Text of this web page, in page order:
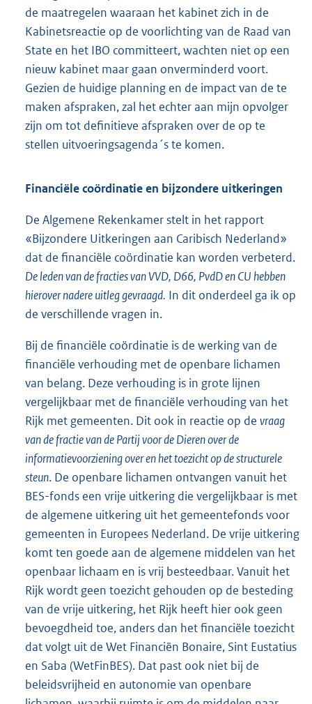
de maatregelen waaraan het kabinet zich in de
Kabinetsreactie op de voorlichting van de Raad van
State en het IBO committeert, wachten niet op een
nieuw kabinet maar gaan onverminderd voort.
Gezien de huidige planning en de impact van de te
maken afspraken, zal het echter aan mijn opvolger
zijn om tot definitieve afspraken over de op te
stellen uitvoeringsagenda´s te komen.
Financiële coördinatie en bijzondere uitkeringen
De Algemene Rekenkamer stelt in het rapport
«Bijzondere Uitkeringen aan Caribisch Nederland»
dat de financiële coördinatie kan worden verbeterd.
De leden van de fracties van VVD, D66, PvdD en CU hebben
hierover nadere uitleg gevraagd. In dit onderdeel ga ik op
de verschillende vragen in.
Bij de financiële coördinatie is de werking van de
financiële verhouding met de openbare lichamen
van belang. Deze verhouding is in grote lijnen
vergelijkbaar met de financiële verhouding van het
Rijk met gemeenten. Dit ook in reactie op de vraag
van de fractie van de Partij voor de Dieren over de
informatievoorziening over en het toezicht op de structurele
steun. De openbare lichamen ontvangen vanuit het
BES-fonds een vrije uitkering die vergelijkbaar is met
de algemene uitkering uit het gemeentefonds voor
gemeenten in Europees Nederland. De vrije uitkering
komt ten goede aan de algemene middelen van het
openbaar lichaam en is vrij besteedbaar. Vanuit het
Rijk wordt geen toezicht gehouden op de besteding
van de vrije uitkering, het Rijk heeft hier ook geen
bevoegdheid toe, anders dan het financiële toezicht
dat volgt uit de Wet Financiën Bonaire, Sint Eustatius
en Saba (WetFinBES). Dat past ook niet bij de
beleidsvrijheid en autonomie van openbare